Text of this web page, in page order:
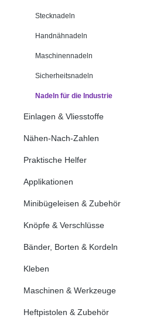
Stecknadeln
Handnähnadeln
Maschinennadeln
Sicherheitsnadeln
Nadeln für die Industrie
Einlagen & Vliesstoffe
Nähen-Nach-Zahlen
Praktische Helfer
Applikationen
Minibügeleisen & Zubehör
Knöpfe & Verschlüsse
Bänder, Borten & Kordeln
Kleben
Maschinen & Werkzeuge
Heftpistolen & Zubehör